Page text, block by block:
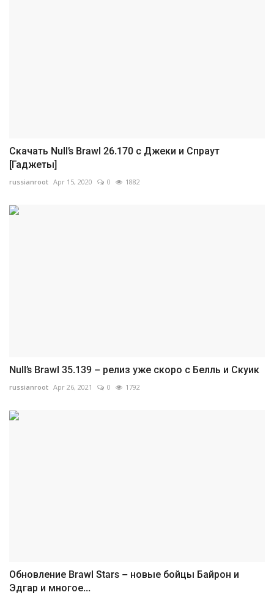
Скачать Null’s Brawl 26.170 с Джеки и Спраут
[Гаджеты]
russianroot Apr 15, 2020 0 1882
Null’s Brawl 35.139 – релиз уже скоро с Белль и Скуик
russianroot Apr 26, 2021 0 1792
Обновление Brawl Stars – новые бойцы Байрон и
Эдгар и многое...